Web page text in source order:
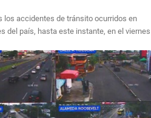
los accidentes de tránsito ocurridos en
del país, hasta este instante, en el viernes